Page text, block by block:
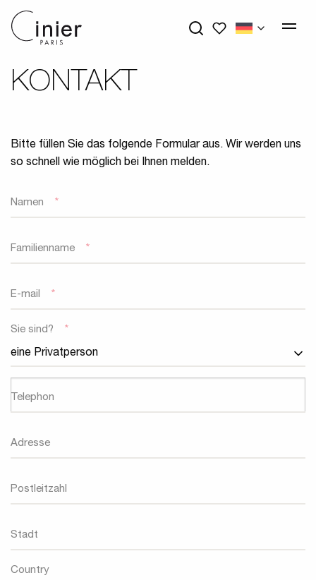
My wishlists
KONTAKT
Bitte füllen Sie das folgende Formular aus. Wir werden uns
so schnell wie möglich bei Ihnen melden.
Namen *
Familienname *
E-mail *
Sie sind? *
Telephon
Adresse
Postleitzahl
Stadt
Land
Country